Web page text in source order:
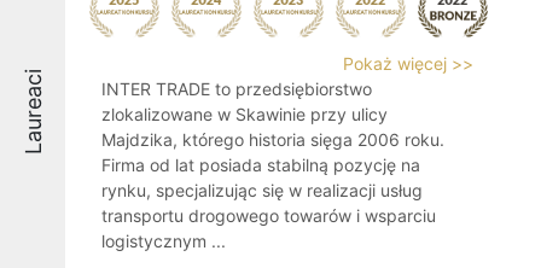
Laureaci
Pokaż więcej >>
INTER TRADE to przedsiębiorstwo
zlokalizowane w Skawinie przy ulicy
Majdzika, którego historia sięga 2006 roku.
Firma od lat posiada stabilną pozycję na
rynku, specjalizując się w realizacji usług
transportu drogowego towarów i wsparciu
logistycznym ...